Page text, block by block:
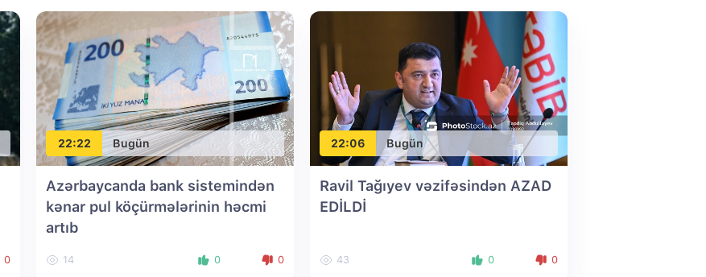
0
22:22 Bugün
Azərbaycanda bank sistemindən
kənar pul köçürmələrinin həcmi
artıb
14 0 0
22:06 Bugün
Ravil Tağıyev vəzifəsindən AZAD
EDİLDİ
43 0 0